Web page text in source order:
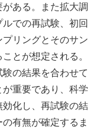
ある。また拡大調
での再試験、初回
リングとそのサン
とが想定される。
の結果を合わせて
重要であり、科学
化し、再試験の結
有無が確定するま